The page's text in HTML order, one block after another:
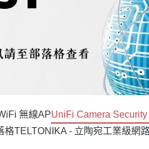
無線APUniFi Camera
格TELTONIKA - 立陶宛工業級網